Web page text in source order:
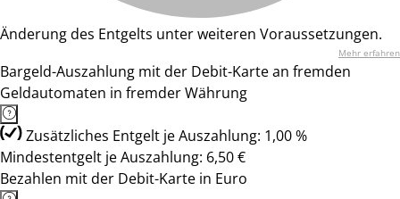
Änderung des Entgelts unter weiteren Voraussetzungen.
Mehr erfahren
Bargeld-Auszahlung mit der Debit-Karte an fremden
Geldautomaten in fremder Währung
Zusätzliches Entgelt je Auszahlung: 1,00 %
Mindestentgelt je Auszahlung: 6,50 €
Bezahlen mit der Debit-Karte in Euro